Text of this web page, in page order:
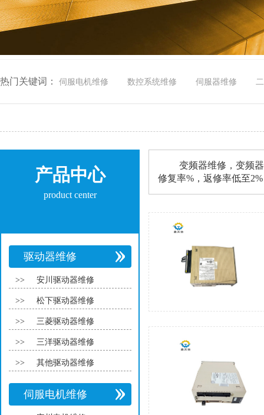
热门关键词： 伺服电机维修 数控系统维修 伺服器维修
产品中心
product center
驱动器维修
>> 安川驱动器维修
>> 松下驱动器维修
>> 三菱驱动器维修
>> 三洋驱动器维修
>> 其他驱动器维修
伺服电机维修
变频器维修，变频器维
修复率%，返修率低至